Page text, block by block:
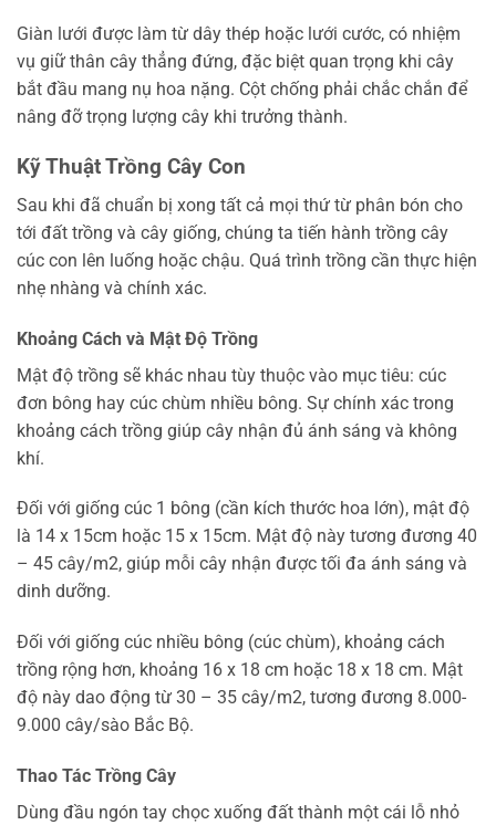
Giàn lưới được làm từ dây thép hoặc lưới cước, có nhiệm
vụ giữ thân cây thẳng đứng, đặc biệt quan trọng khi cây
bắt đầu mang nụ hoa nặng. Cột chống phải chắc chắn để
nâng đỡ trọng lượng cây khi trưởng thành.
Kỹ Thuật Trồng Cây Con
Sau khi đã chuẩn bị xong tất cả mọi thứ từ phân bón cho
tới đất trồng và cây giống, chúng ta tiến hành trồng cây
cúc con lên luống hoặc chậu. Quá trình trồng cần thực hiện
nhẹ nhàng và chính xác.
Khoảng Cách và Mật Độ Trồng
Mật độ trồng sẽ khác nhau tùy thuộc vào mục tiêu: cúc
đơn bông hay cúc chùm nhiều bông. Sự chính xác trong
khoảng cách trồng giúp cây nhận đủ ánh sáng và không
khí.
Đối với giống cúc 1 bông (cần kích thước hoa lớn), mật độ
là 14 x 15cm hoặc 15 x 15cm. Mật độ này tương đương 40
– 45 cây/m2, giúp mỗi cây nhận được tối đa ánh sáng và
dinh dưỡng.
Đối với giống cúc nhiều bông (cúc chùm), khoảng cách
trồng rộng hơn, khoảng 16 x 18 cm hoặc 18 x 18 cm. Mật
độ này dao động từ 30 – 35 cây/m2, tương đương 8.000-
9.000 cây/sào Bắc Bộ.
Thao Tác Trồng Cây
Dùng đầu ngón tay chọc xuống đất thành một cái lỗ nhỏ